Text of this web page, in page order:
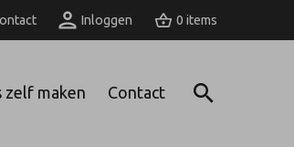
Inloggen 0
zelf maken Contact